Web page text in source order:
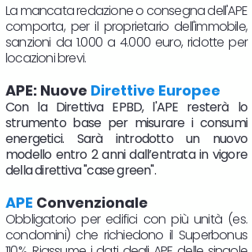
La mancata redazione o consegna dell'APE
comporta, per il proprietario dell'immobile,
sanzioni da 1.000 a 4.000 euro, ridotte per
locazioni brevi.
APE: Nuove Direttive Europee
Con la Direttiva EPBD, l'APE resterà lo
strumento base per misurare i consumi
energetici. Sarà introdotto un nuovo
modello entro 2 anni dall’entrata in vigore
della direttiva "case green".
APE Convenzionale
Obbligatorio per edifici con più unità (es.
condomini) che richiedono il Superbonus